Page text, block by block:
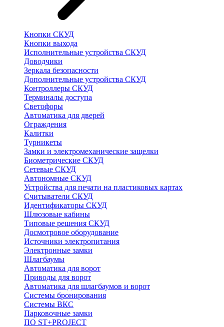
Кнопки СКУД
Кнопки выхода
Исполнительные устройства СКУД
Доводчики
Зеркала безопасности
Дополнительные устройства СКУД
Контроллеры СКУД
Терминалы доступа
Светофоры
Автоматика для дверей
Ограждения
Калитки
Турникеты
Замки и электромеханические защелки
Биометрические СКУД
Сетевые СКУД
Автономные СКУД
Устройства для печати на пластиковых картах
Считыватели СКУД
Идентификаторы СКУД
Шлюзовые кабины
Типовые решения СКУД
Досмотровое оборудование
Источники электропитания
Электронные замки
Шлагбаумы
Автоматика для ворот
Приводы для ворот
Автоматика для шлагбаумов и ворот
Системы бронирования
Системы ВКС
Парковочные замки
ПО ST+PROJECT